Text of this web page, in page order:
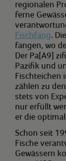
regionalen
ferne
Fischfang.
fangen, wo
Der Pa[A9]
Pazifik und
Fischteichen
zählen zu
stets von
nur erfüllt
er die
Schon seit
Fische
Gewässern